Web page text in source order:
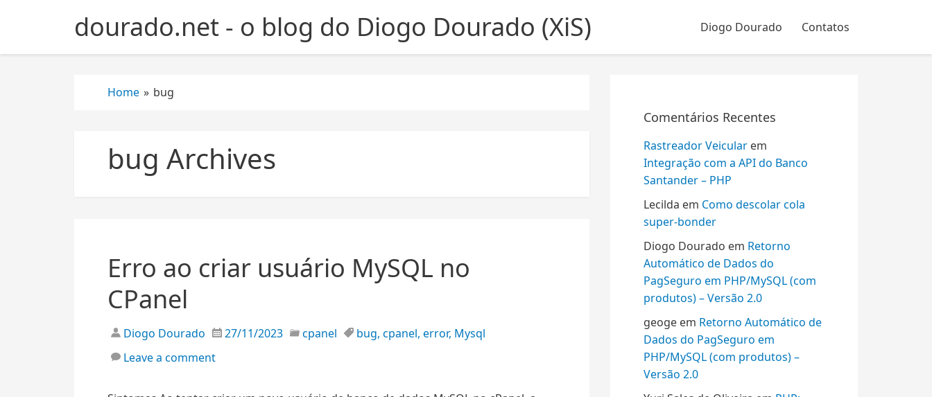
dourado.net - o blog do Diogo Dourado (XiS) Diogo Dourado Contatos
Home » bug
bug Archives
Erro ao criar usuário MySQL no
CPanel
Diogo Dourado 27/11/2023 cpanel bug, cpanel, error, Mysql
Leave a comment
Comentários Recentes
Rastreador Veicular em
Integração com a API do Banco
Santander – PHP
Lecilda em Como descolar cola
super-bonder
Diogo Dourado em Retorno
Automático de Dados do
PagSeguro em PHP/MySQL (com
produtos) – Versão 2.0
geoge em Retorno Automático de
Dados do PagSeguro em
PHP/MySQL (com produtos) –
Versão 2.0